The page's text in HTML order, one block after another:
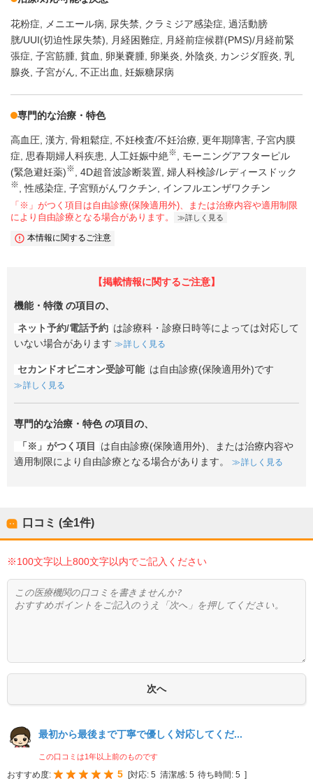
花粉症 メニエール病 尿失禁 クラミジア感染症 過活動膀
胱/UUI(切迫性尿失禁)
月経困難症
月経前症候群(PMS)/月経前緊
張症 子宮筋腫 貧血 卵巣嚢腫 卵巣炎 外陰炎 カンジダ腟炎 乳
腺炎 子宮がん 不正出血 妊娠糖尿病
専門的な治療・特色
高血圧 漢方 骨粗鬆症 不妊検査/不妊治療 更年期障害 子宮内膜
症
思春期婦人科疾患 人工妊娠中絶※
モーニングアフターピル
(緊急避妊薬)※ 4D超音波診断装置 婦人科検診/レディースドック
※ 性感染症 子宮頸がんワクチン インフルエンザワクチン
「※」がつく項目は自由診療(保険適用外)、または治療内容や適用制限
により自由診療となる場合があります。
詳しく見る
本情報に関するご注意
【掲載情報に関するご注意】
機能・特徴 の項目の、
ネット予約/電話予約 は診療科・診療日時等によっては対応して
いない場合があります
詳しく見る
セカンドオピニオン受診可能 は自由診療(保険適用外)です
詳しく見る
専門的な治療・特色の項目の、
「※」がつく項目
は自由診療(保険適用外)、または治療内容や
適用制限により自由診療となる場合があります。
詳しく見る
口コミ (全1件)
※100文字以上800文字以内でご記入ください
最初から最後まで丁寧で優しく対応してくだ...
この口コミは1年以上前のものです
おすすめ度: 5 対応: 5 清潔感: 5 待ち時間: 5